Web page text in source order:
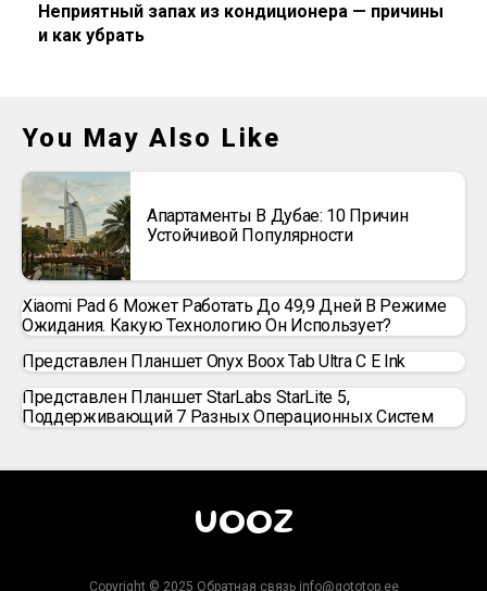
Неприятный запах из кондиционера — причины
и как убрать
You May Also Like
Апартаменты В Дубае: 10 Причин
Устойчивой Популярности
Xiaomi Pad 6 Может Работать До 49,9 Дней В Режиме
Ожидания. Какую Технологию Он Использует?
Представлен Планшет Onyx Boox Tab Ultra C E Ink
Представлен Планшет StarLabs StarLite 5,
Поддерживающий 7 Разных Операционных Систем
UOOZ
Copyright © 2025 Обратная связь info@gototop.ee